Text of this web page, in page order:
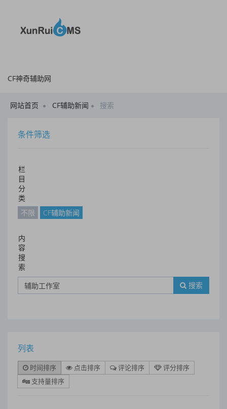
CF神奇辅助网
网站首页 CF辅助新闻 搜索
条件筛选
栏
目
分
类
不限
CF辅助新闻
内
容
搜
索
搜索
列表
时间排序 点击排序 评论排序
评分排序
支持量排序